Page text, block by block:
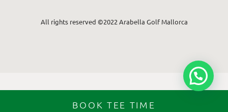
All rights reserved ©2022 Arabella Golf Mallorca
BOOK TEE TIME